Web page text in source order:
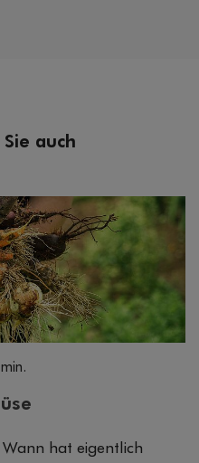
auch
hat eigentlich